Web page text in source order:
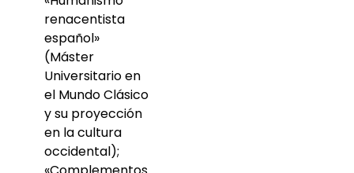
renacentista
español»
(Máster
Universitario en
el Mundo Clásico
y su proyección
en la cultura
occidental);